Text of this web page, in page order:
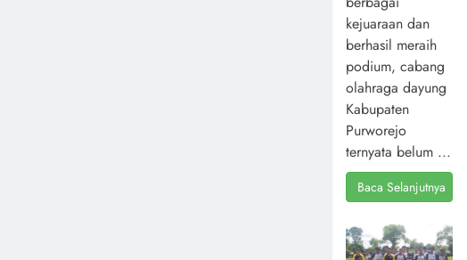
kejuaraan dan
berhasil meraih
podium, cabang
olahraga dayung
Kabupaten
Purworejo
ternyata belum ...
Baca Selanjutnya